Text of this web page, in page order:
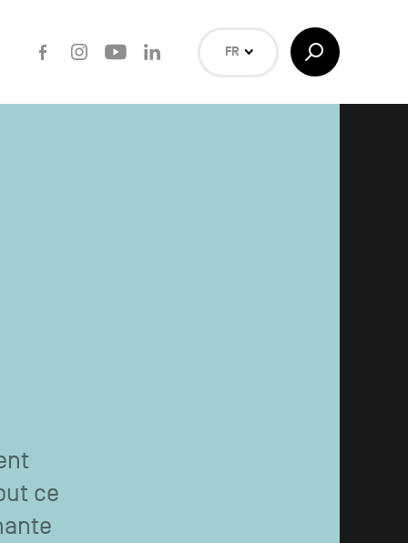
FacebookInstagramYoutube
FR
EN
Afficher/Masquer
la
Recherche
ce